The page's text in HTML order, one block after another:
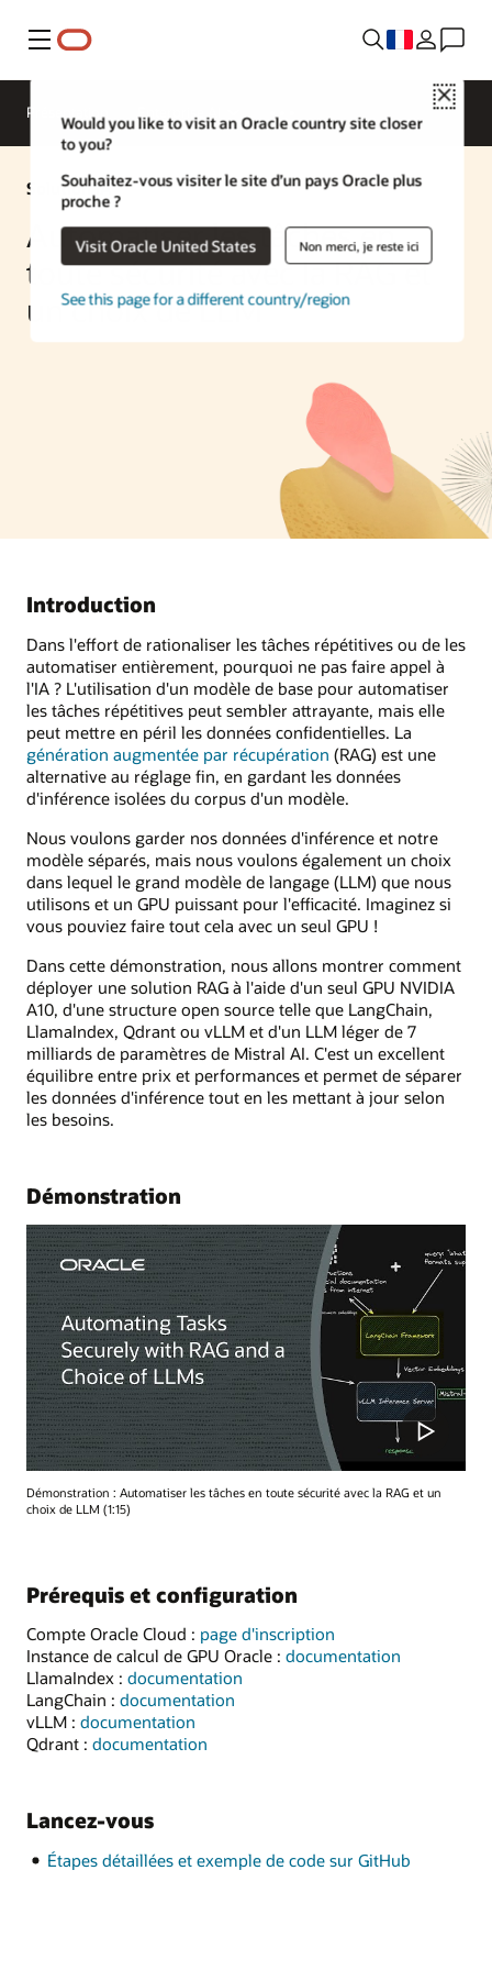
Menu
Close
Would you like to visit an Oracle country site closer
to you?
Souhaitez-vous visiter le site d’un pays Oracle plus
proche ?
Visit Oracle United States Non merci, je reste ici
See this page for a different country/region
Présentation
Solution IA
Automatiser les tâches en
toute sécurité avec la RAG et
un choix de LLM
Introduction
Dans l'effort de rationaliser les tâches répétitives ou de les
automatiser entièrement, pourquoi ne pas faire appel à
l'IA ? L'utilisation d'un modèle de base pour automatiser
les tâches répétitives peut sembler attrayante, mais elle
peut mettre en péril les données confidentielles. La
génération augmentée par récupération (RAG) est une
alternative au réglage fin, en gardant les données
d'inférence isolées du corpus d'un modèle.
Nous voulons garder nos données d'inférence et notre
modèle séparés, mais nous voulons également un choix
dans lequel le grand modèle de langage (LLM) que nous
utilisons et un GPU puissant pour l'efficacité. Imaginez si
vous pouviez faire tout cela avec un seul GPU !
Dans cette démonstration, nous allons montrer comment
déployer une solution RAG à l'aide d'un seul GPU NVIDIA
A10, d'une structure open source telle que LangChain,
LlamaIndex, Qdrant ou vLLM et d'un LLM léger de 7
milliards de paramètres de Mistral AI. C'est un excellent
équilibre entre prix et performances et permet de séparer
les données d'inférence tout en les mettant à jour selon
les besoins.
Démonstration
Démonstration : Automatiser les tâches en toute sécurité avec la RAG et un
choix de LLM (1:15)
Prérequis et configuration
Compte Oracle Cloud : page d'inscription
Instance de calcul de GPU Oracle : documentation
LlamaIndex : documentation
LangChain : documentation
vLLM : documentation
Qdrant : documentation
Lancez-vous
Étapes détaillées et exemple de code sur GitHub